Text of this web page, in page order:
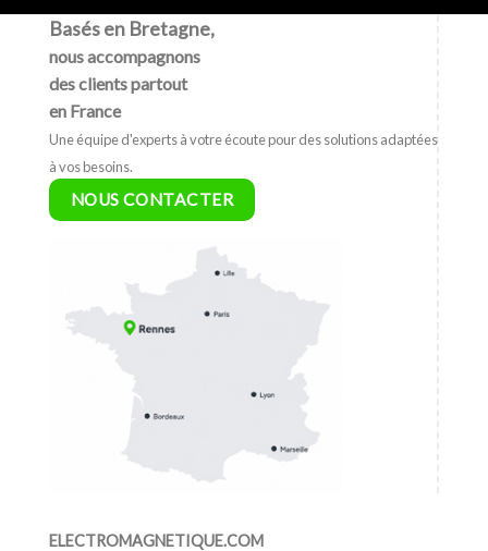
Basés en Bretagne,
nous accompagnons
des clients partout
en France
Une équipe d'experts à votre écoute pour des solutions adaptées
à vos besoins.
NOUS CONTACTER
ELECTROMAGNETIQUE.COM